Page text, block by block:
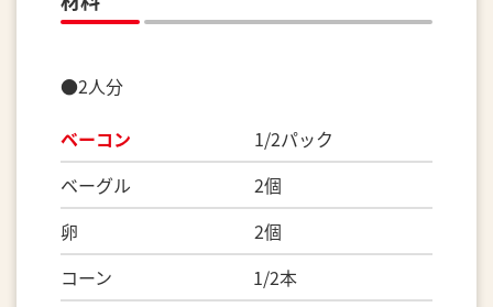
●2人分
ベーコン 1/2パック
ベーグル 2個
卵 2個
コーン 1/2本